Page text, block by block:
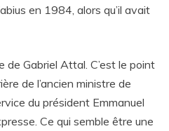
en 1984, alors qu’il avait
de Gabriel Attal. C’est le point
de l’ancien ministre de
du président Emmanuel
Ce qui semble être une